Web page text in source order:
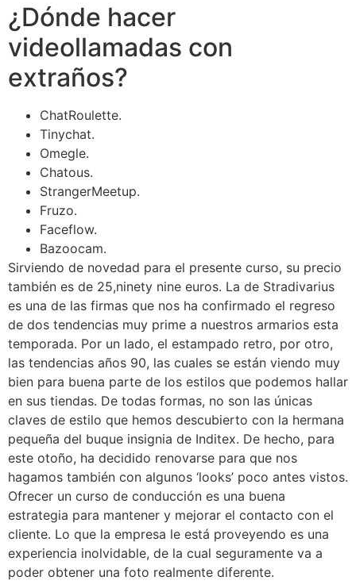
¿Dónde hacer
videollamadas con
extraños?
ChatRoulette.
Tinychat.
Omegle.
Chatous.
StrangerMeetup.
Fruzo.
Faceflow.
Bazoocam.
Sirviendo de novedad para el presente curso, su precio
también es de 25,ninety nine euros. La de Stradivarius
es una de las firmas que nos ha confirmado el regreso
de dos tendencias muy prime a nuestros armarios esta
temporada. Por un lado, el estampado retro, por otro,
las tendencias años 90, las cuales se están viendo muy
bien para buena parte de los estilos que podemos hallar
en sus tiendas. De todas formas, no son las únicas
claves de estilo que hemos descubierto con la hermana
pequeña del buque insignia de Inditex. De hecho, para
este otoño, ha decidido renovarse para que nos
hagamos también con algunos ‘looks’ poco antes vistos.
Ofrecer un curso de conducción es una buena
estrategia para mantener y mejorar el contacto con el
cliente. Lo que la empresa le está proveyendo es una
experiencia inolvidable, de la cual seguramente va a
poder obtener una foto realmente diferente.